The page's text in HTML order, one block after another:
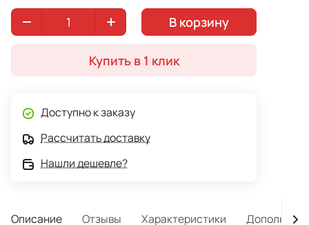
скамья 90.8 х40.1х41.5, Шкаф 78.8 х190.2х35, обувница
66.4х134х21.5.
В корзину
Купить в 1 клик
Доступно к заказу
Рассчитать доставку
Нашли дешевле?
Описание Отзывы Характеристики